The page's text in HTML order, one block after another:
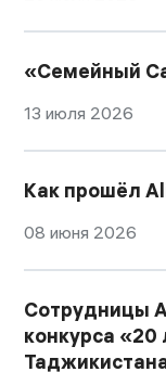
«Семейный
13 июля 2026
Как прошёл
08 июня 2026
Сотрудницы
конкурса